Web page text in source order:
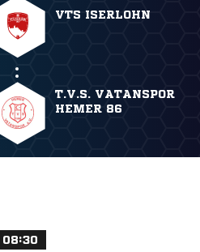
VTS ISERLOHN
T.V.S. VATANSPOR
HEMER 86
08:30